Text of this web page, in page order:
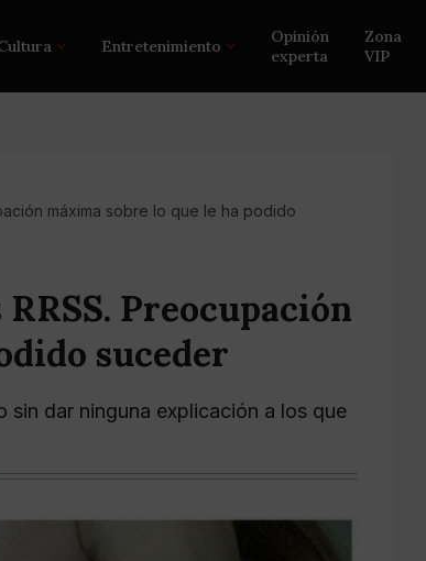
Entretenimiento
Opinión
experta
Zona
VIP
máxima sobre lo que le ha podido
Preocupación
suceder
sin dar ninguna explicación a los que